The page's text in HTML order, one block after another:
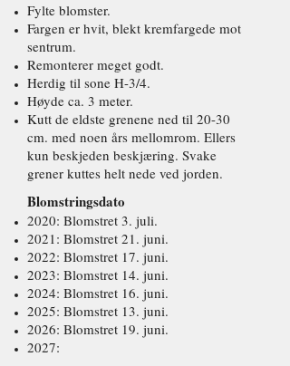
Fylte blomster.
Fargen er hvit, blekt kremfargede mot
sentrum.
Remonterer meget godt.
Herdig til sone H-3/4.
Høyde ca. 3 meter.
Kutt de eldste grenene ned til 20-30
cm. med noen års mellomrom. Ellers
kun beskjeden beskjæring. Svake
grener kuttes helt nede ved jorden.
Blomstringsdato
2020: Blomstret 3. juli.
2021: Blomstret 21. juni.
2022: Blomstret 17. juni.
2023: Blomstret 14. juni.
2024: Blomstret 16. juni.
2025: Blomstret 13. juni.
2026: Blomstret 19. juni.
2027: